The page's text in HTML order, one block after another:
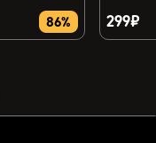
86% 299₽